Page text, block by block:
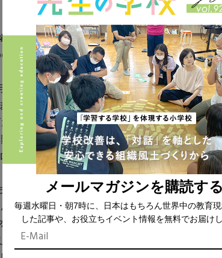
から見えてきた
５つのエッセンスとは？
、将来の予測が困難）と言われる中、過去の経験
。
造性開発」です。
しい人間ならではの能力という意味でも注目されて
ーバルも含めて様々なチャレンジがされています
ん大学から企業の経営者までを対象に創造性開発
お迎えし、「創造的思考」とは何なのか？を簡単に
お伝えします。
す。
メールマガジンを購読する
毎週水曜日・朝7時に、日本はもちろん世界中の教育
した記事や、お役立ちイベント情報を無料でお届けし